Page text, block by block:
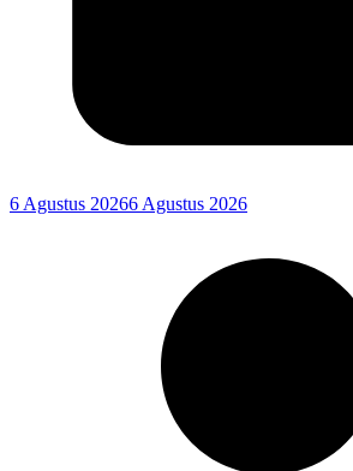
6 Agustus 20266 Agustus 2026